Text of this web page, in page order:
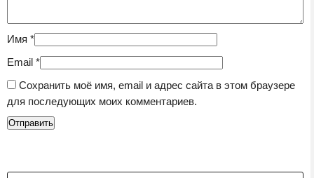
Имя *
Email *
Сохранить моё имя, email и адрес сайта в этом браузере
для последующих моих комментариев.